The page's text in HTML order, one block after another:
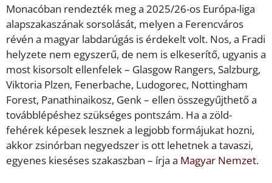
Monacóban rendezték meg a 2025/26-os Európa-liga
alapszakaszának sorsolását, melyen a Ferencváros
révén a magyar labdarúgás is érdekelt volt. Nos, a Fradi
helyzete nem egyszerű, de nem is elkeserítő, ugyanis a
most kisorsolt ellenfelek – Glasgow Rangers, Salzburg,
Viktoria Plzen, Fenerbache, Ludogorec, Nottingham
Forest, Panathinaikosz, Genk – ellen összegyűjthető a
továbblépéshez szükséges pontszám. Ha a zöld-
fehérek képesek lesznek a legjobb formájukat hozni,
akkor zsinórban negyedszer is ott lehetnek a tavaszi,
egyenes kieséses szakaszban – írja a Magyar Nemzet.